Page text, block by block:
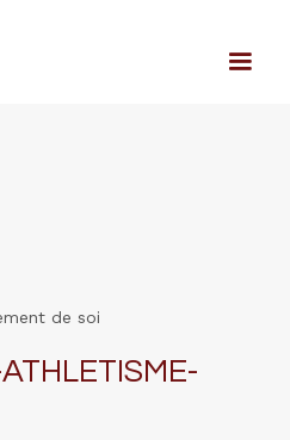
de soi